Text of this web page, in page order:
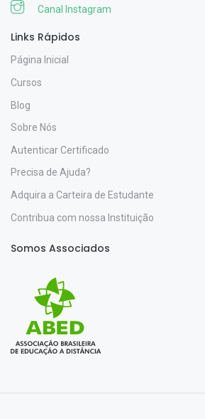
Canal Instagram
Links Rápidos
Página Inicial
Cursos
Blog
Sobre Nós
Autenticar Certificado
Precisa de Ajuda?
Adquira a Carteira de Estudante
Contribua com nossa Instituição
Somos Associados